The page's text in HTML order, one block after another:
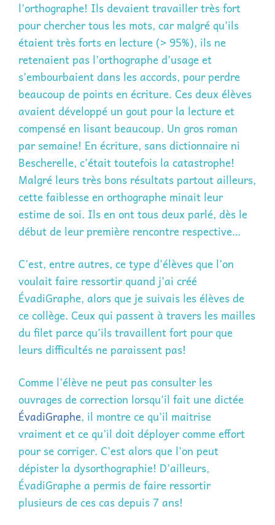
l’orthographe! Ils devaient travailler très fort
pour chercher tous les mots, car malgré qu’ils
étaient très forts en lecture (> 95%), ils ne
retenaient pas l’orthographe d’usage et
s’embourbaient dans les accords, pour perdre
beaucoup de points en écriture. Ces deux élèves
avaient développé un gout pour la lecture et
compensé en lisant beaucoup. Un gros roman
par semaine! En écriture, sans dictionnaire ni
Bescherelle, c’était toutefois la catastrophe!
Malgré leurs très bons résultats partout ailleurs,
cette faiblesse en orthographe minait leur
estime de soi. Ils en ont tous deux parlé, dès le
début de leur première rencontre respective…
C’est, entre autres, ce type d’élèves que l’on
voulait faire ressortir quand j’ai créé
ÉvadiGraphe, alors que je suivais les élèves de
ce collège. Ceux qui passent à travers les mailles
du filet parce qu’ils travaillent fort pour que
leurs difficultés ne paraissent pas!
Comme l’élève ne peut pas consulter les
ouvrages de correction lorsqu’il fait une dictée
ÉvadiGraphe, il montre ce qu’il maitrise
vraiment et ce qu’il doit déployer comme effort
pour se corriger. C’est alors que l’on peut
dépister la dysorthographie! D’ailleurs,
ÉvadiGraphe a permis de faire ressortir
plusieurs de ces cas depuis 7 ans!